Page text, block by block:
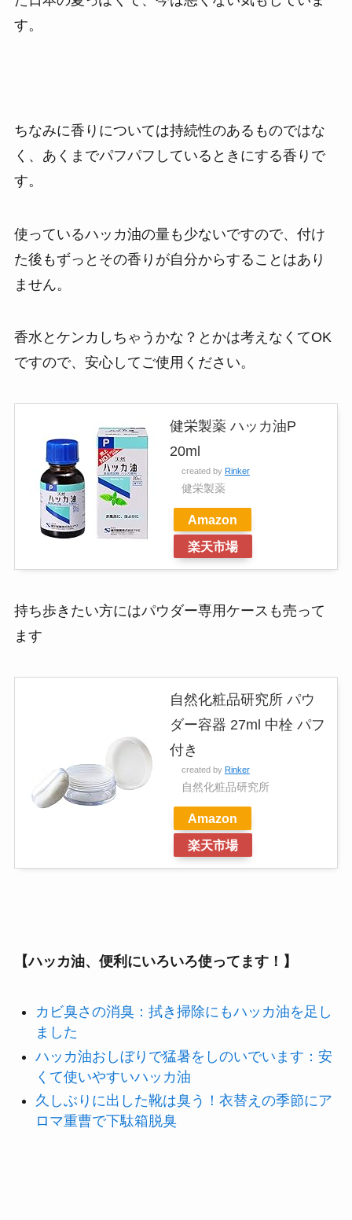
す。
ちなみに香りについては持続性のあるものではな
く、あくまでパフパフしているときにする香りで
す。
使っているハッカ油の量も少ないですので、付け
た後もずっとその香りが自分からすることはあり
ません。
香水とケンカしちゃうかな？とかは考えなくてOK
ですので、安心してご使用ください。
健栄製薬 ハッカ油P
20ml
created by Rinker
健栄製薬
Amazon
楽天市場
持ち歩きたい方にはパウダー専用ケースも売って
ます
自然化粧品研究所 パウ
ダー容器 27ml 中栓 パフ
付き
created by Rinker
自然化粧品研究所
Amazon
楽天市場
【ハッカ油、便利にいろいろ使ってます！】
カビ臭さの消臭：拭き掃除にもハッカ油を足し
ました
ハッカ油おしぼりで猛暑をしのいでいます：安
くて使いやすいハッカ油
久しぶりに出した靴は臭う！衣替えの季節にア
ロマ重曹で下駄箱脱臭